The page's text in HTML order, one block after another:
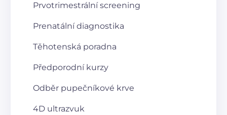
Prvotrimestrální screening
Prenatální diagnostika
Těhotenská poradna
Předporodní kurzy
Odběr pupečníkové krve
4D ultrazvuk